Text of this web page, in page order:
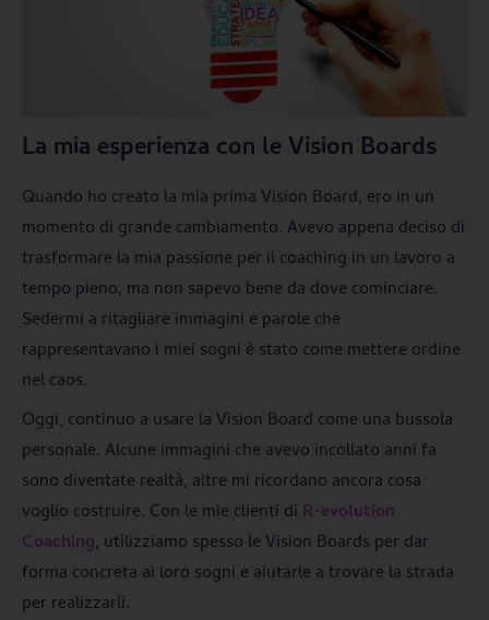
La mia esperienza con le Vision Boards
Quando ho creato la mia prima Vision Board, ero in un
momento di grande cambiamento. Avevo appena deciso di
trasformare la mia passione per il coaching in un lavoro a
tempo pieno, ma non sapevo bene da dove cominciare.
Sedermi a ritagliare immagini e parole che
rappresentavano i miei sogni è stato come mettere ordine
nel caos.
Oggi, continuo a usare la Vision Board come una bussola
personale. Alcune immagini che avevo incollato anni fa
sono diventate realtà, altre mi ricordano ancora cosa
voglio costruire. Con le mie clienti di R-evolution
Coaching, utilizziamo spesso le Vision Boards per dar
forma concreta ai loro sogni e aiutarle a trovare la strada
per realizzarli.